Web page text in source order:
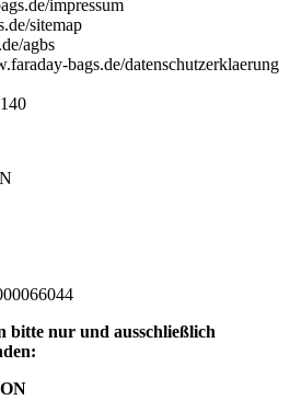
impressum
sitemap
agbs
bags.de/datenschutzerklaerung
bitte nur und ausschließlich